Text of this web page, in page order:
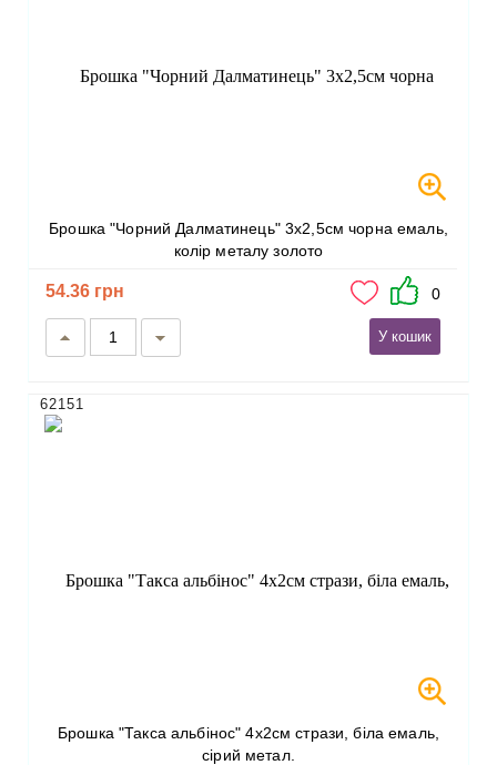
Брошка "Чорний Далматинець" 3х2,5см чорна емаль,
колір металу золото
54.36 грн 0
У кошик
Брошка "Такса альбінос" 4х2см стрази, біла емаль,
сірий метал.
62151